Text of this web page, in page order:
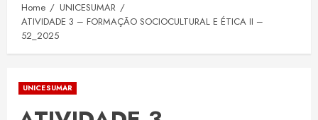
Home
UNICESUMAR
ATIVIDADE 3 – FORMAÇÃO SOCIOCULTURAL E ÉTICA II –
52_2025
UNICESUMAR